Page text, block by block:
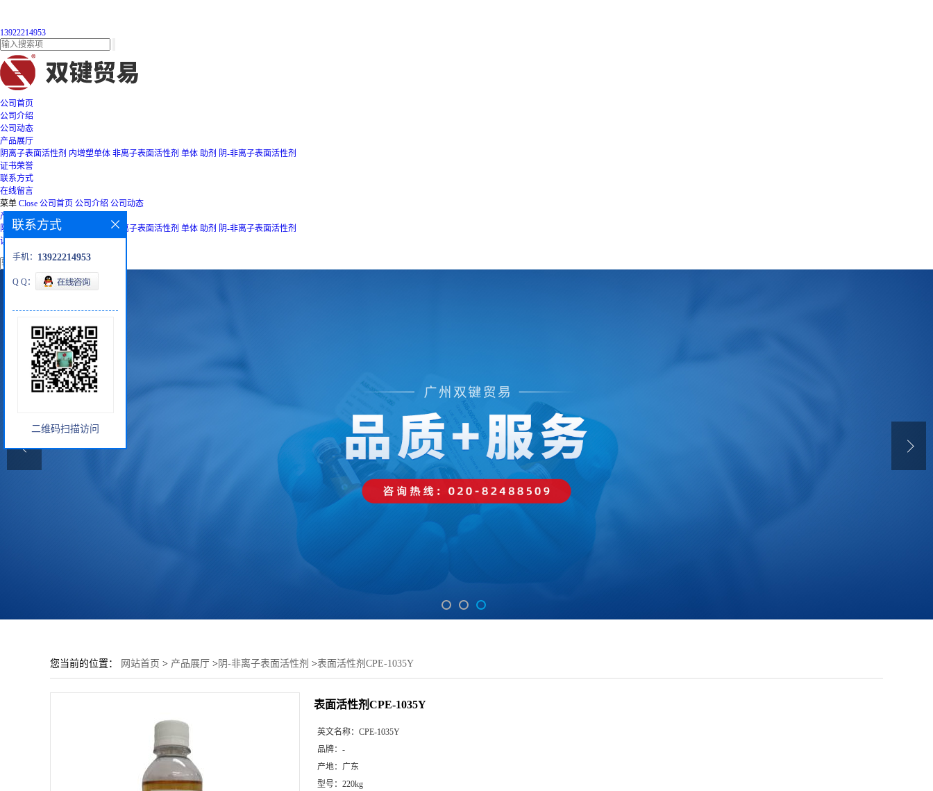
13922214953
公司首页
公司介绍
公司动态
产品展厅
阴离子表面活性剂 内增塑单体 非离子表面活性剂 单体 助剂 阴-非离子表面活性剂
证书荣誉
联系方式
在线留言
菜单 Close 公司首页 公司介绍 公司动态
产品展厅
阴离子表面活性剂
非离子表面活性剂 单体 助剂 阴-非离子表面活性剂
证书荣誉 联系方式 在线留言
您当前的位置： 网站首页 > 产品展厅 > 阴-非离子表面活性剂 >表面活性剂CPE-1035Y
表面活性剂CPE-1035Y
英文名称： CPE-1035Y
品牌： -
产地： 广东
型号： 220kg
联系方式
手机： 13922214953
Q Q：
二维码扫描访问